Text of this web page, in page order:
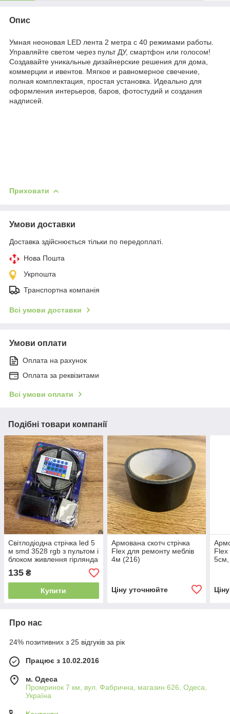
Опис
Умная неоновая LED лента 2 метра с 40 режимами работы.
Управляйте светом через пульт ДУ, смартфон или голосом!
Создавайте уникальные дизайнерские решения для дома,
коммерции и ивентов. Мягкое и равномерное свечение,
полная комплектация, простая установка. Идеально для
оформления интерьеров, баров, фотостудий и создания
надписей.
Приховати
Умови доставки
Доставка здійснюється тільки по передоплаті.
Нова Пошта
Укрпошта
Транспортна компанія
Всі умови доставки
Умови оплати
Оплата на рахунок
Оплата за реквізитами
Всі умови оплати
Подібні товари компанії
Світлодіодна стрічка led 5
м smd 3528 rgb з пультом і
блоком живлення гірлянда
на клейкій основі
135 ₴
Купити
Армована скотч стрічка
Flex для ремонту меблів
4м (216)
Ціну уточнюйте
Flex
Про нас
24% позитивних з 25 відгуків за рік
Працює з 10.02.2016
м. Одеса
Промринок 7 км, вул. Фабрична, магазин 626, Одеса,
Україна